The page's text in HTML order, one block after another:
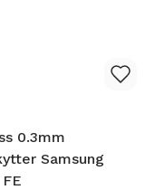
0.3mm
Samsung